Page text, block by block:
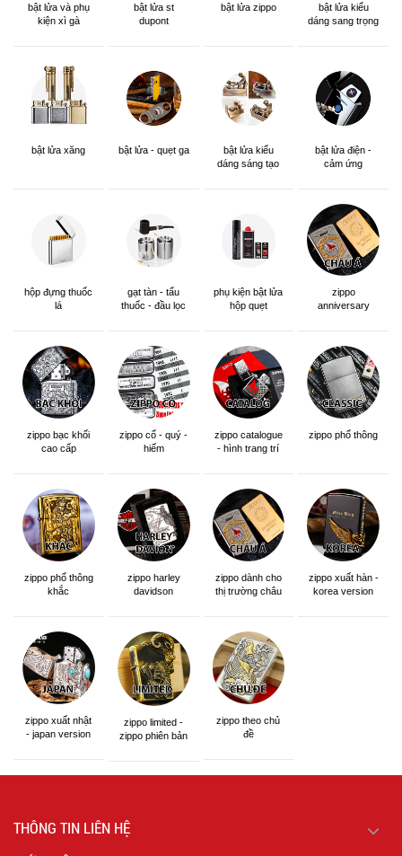
bật lửa và phụ
kiện xì gà
bật lửa st
dupont
bật lửa zippo
bật lửa kiểu
dáng sang trọng
bật lửa xăng bật lửa - quẹt ga
bật lửa kiểu
dáng sáng tạo
bật lửa điện -
cảm ứng
hộp đựng thuốc
lá
gạt tàn - tẩu
thuốc - đầu lọc
phụ kiện bật lửa
hộp quẹt
zippo
anniversary
zippo bạc khối
cao cấp
zippo cổ - quý -
hiếm
zippo catalogue
- hình trang trí
zippo phổ thông
zippo phổ thông
khắc
zippo harley
davidson
zippo dành cho
thị trường châu
zippo xuất hàn -
korea version
zippo xuất nhật
- japan version
zippo limited -
zippo phiên bản
zippo theo chủ
đề
THÔNG TIN LIÊN HỆ